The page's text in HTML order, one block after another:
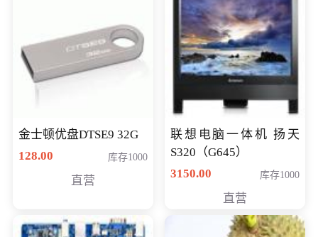
金士顿优盘DTSE9 32G
128.00
库存1000
直营
联想电脑一体机 扬天
S320（G645）
3150.00
库存1000
直营